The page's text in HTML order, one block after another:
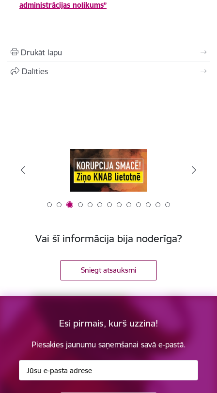
administrācijas nolikums”
Drukāt lapu
Dalīties
Vai šī informācija bija noderīga?
Sniegt atsauksmi
Esi pirmais, kurš uzzina!
Piesakies jaunumu saņemšanai savā e-pastā.